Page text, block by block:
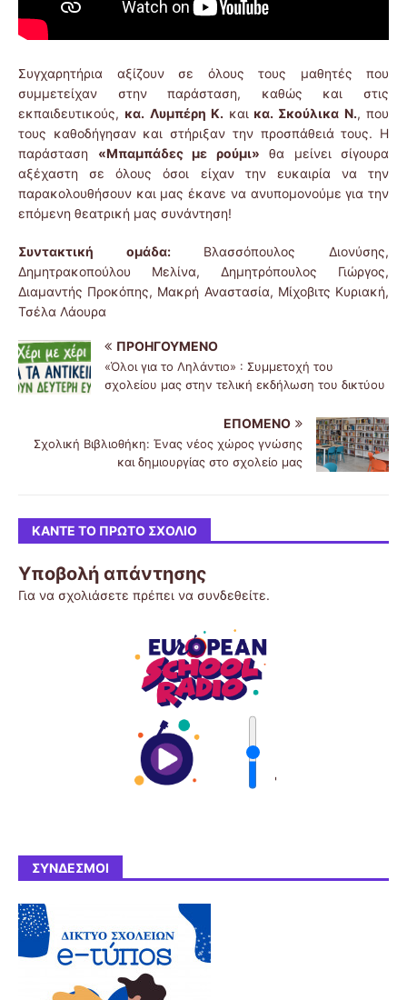
Συγχαρητήρια αξίζουν σε όλους τους μαθητές που
συμμετείχαν στην παράσταση, καθώς και στις
εκπαιδευτικούς, κα. Λυμπέρη Κ. και κα. Σκούλικα Ν., που
τους καθοδήγησαν και στήριξαν την προσπάθειά τους. Η
παράσταση «Μπαμπάδες με ρούμι» θα μείνει σίγουρα
αξέχαστη σε όλους όσοι είχαν την ευκαιρία να την
παρακολουθήσουν και μας έκανε να ανυπομονούμε για την
επόμενη θεατρική μας συνάντηση!
Συντακτική ομάδα:Βλασσόπουλος Διονύσης,
Δημητρακοπούλου Μελίνα, Δημητρόπουλος Γιώργος,
Διαμαντής Προκόπης, Μακρή Αναστασία, Μίχοβιτς Κυριακή,
Τσέλα Λάουρα
ΠΡΟΗΓΟΎΜΕΝΟ
«Όλοι για το Ληλάντιο» : Συμμετοχή του
σχολείου μας στην τελική εκδήλωση του δικτύου
ΕΠΌΜΕΝΟ
Σχολική Βιβλιοθήκη: Ένας νέος χώρος γνώσης
και δημιουργίας στο σχολείο μας
ΚΆΝΤΕ ΤΟ ΠΡΏΤΟ ΣΧΌΛΙΟ
Υποβολή απάντησης
Για να σχολιάσετε πρέπει να συνδεθείτε.
'
ΣΎΝΔΕΣΜΟΙ